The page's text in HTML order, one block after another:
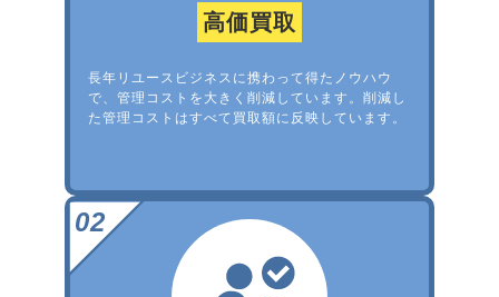
高価買取
長年リユースビジネスに携わって得たノウハウ
で、管理コストを大きく削減しています。削減し
た管理コストはすべて買取額に反映しています。